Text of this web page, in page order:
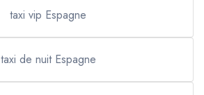
taxi vip Espagne
taxi de nuit Espagne